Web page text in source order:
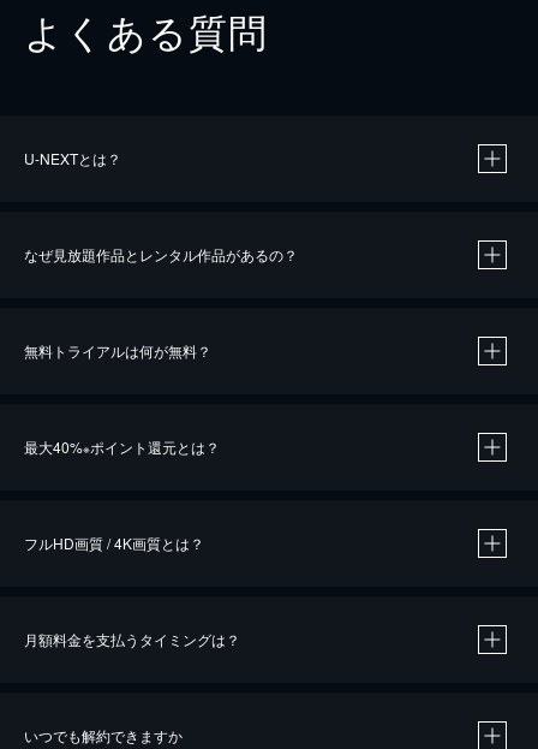
よくある質問
U-NEXTとは？
なぜ見放題作品とレンタル作品があるの？
無料トライアルは何が無料？
最大40%※ポイント還元とは？
※40％ポイント還元の対象は、クレジットカード決済による作品の購入 / レンタルです。
iOSアプリのUコイン決済による作品の購入 / レンタルは、20％のポイント還元です。
フルHD画質 / 4K画質とは？
月額料金を支払うタイミングは？
いつでも解約できますか